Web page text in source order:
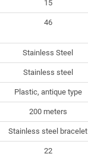
15
46
Stainless Steel
Stainless steel
Plastic, antique type
200 meters
Stainless steel bracelet
22